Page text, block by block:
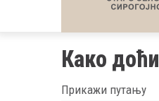
Како доћи
Прикажи путању